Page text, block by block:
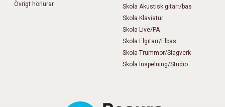
Övrigt hörlurar
Skola Akustisk gitarr/bas
Skola Klaviatur
Skola Live/PA
Skola Elgitarr/Elbas
Skola Trummor/Slagverk
Skola Inspelning/Studio